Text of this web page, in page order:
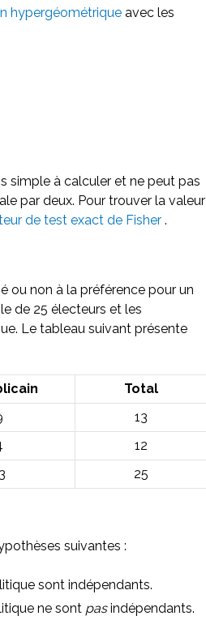
hypergéométrique avec les
simple à calculer et ne peut pas
par deux. Pour trouver la valeur
de test exact de Fisher .
ou non à la préférence pour un
de 25 électeurs et les
Le tableau suivant présente
Total
13
12
25
suivantes :
sont indépendants.
ne sont pasindépendants.